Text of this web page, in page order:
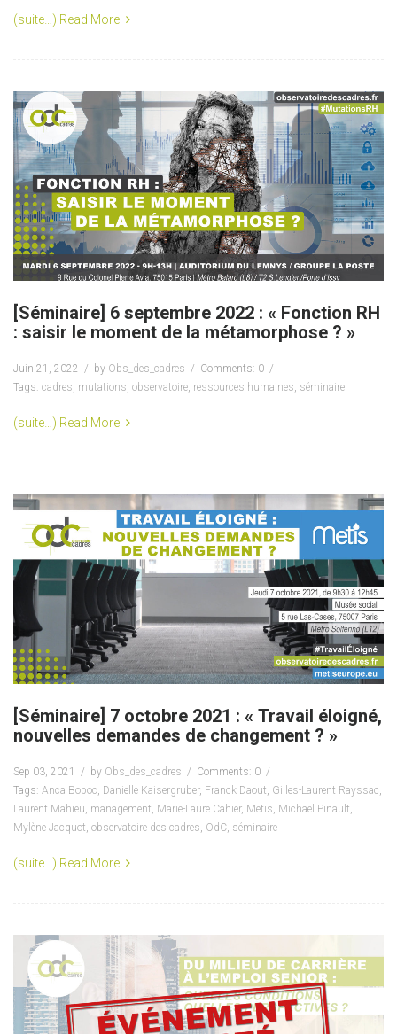
(suite…) Read More
[Séminaire] 6 septembre 2022 : « Fonction RH
: saisir le moment de la métamorphose ? »
Juin 21, 2022 by Obs_des_cadres
Comments: 0
Tags: cadres, mutations, observatoire, ressources humaines, séminaire
(suite…) Read More
[Séminaire] 7 octobre 2021 : « Travail éloigné,
nouvelles demandes de changement ? »
Sep 03, 2021 by Obs_des_cadres
Comments: 0
Tags: Anca Boboc, Danielle Kaisergruber, Franck Daout, Gilles-Laurent Rayssac,
Laurent Mahieu, management, Marie-Laure Cahier, Metis, Michael Pinault,
Mylène Jacquot, observatoire des cadres, OdC, séminaire
(suite…) Read More